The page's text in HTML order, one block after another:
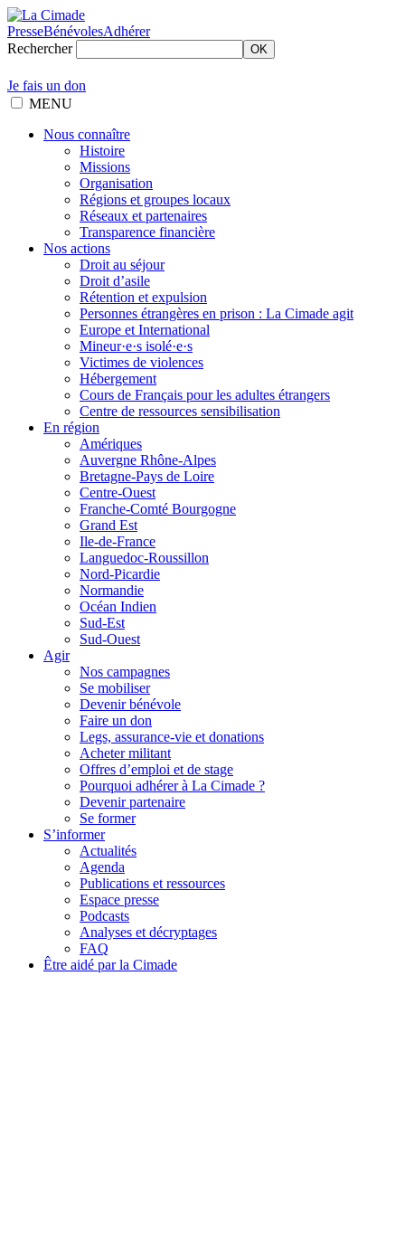
PresseBénévolesAdhérer
Rechercher
OK
Je fais un don
MENU
Nous connaître
Histoire
Missions
Organisation
Régions et groupes locaux
Réseaux et partenaires
Transparence financière
Nos actions
Droit au séjour
Droit d’asile
Rétention et expulsion
Personnes étrangères en prison : La Cimade agit
Europe et International
Mineur·e·s isolé·e·s
Victimes de violences
Hébergement
Cours de Français pour les adultes étrangers
Centre de ressources sensibilisation
En région
Amériques
Auvergne Rhône-Alpes
Bretagne-Pays de Loire
Centre-Ouest
Franche-Comté Bourgogne
Grand Est
Ile-de-France
Languedoc-Roussillon
Nord-Picardie
Normandie
Océan Indien
Sud-Est
Sud-Ouest
Agir
Nos campagnes
Se mobiliser
Devenir bénévole
Faire un don
Legs, assurance-vie et donations
Acheter militant
Offres d’emploi et de stage
Pourquoi adhérer à La Cimade ?
Devenir partenaire
Se former
S’informer
Actualités
Agenda
Publications et ressources
Espace presse
Podcasts
Analyses et décryptages
FAQ
Être aidé par la Cimade